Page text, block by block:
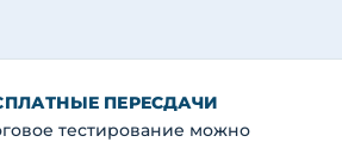
ПЕРЕСДАЧИ
тестирование можно